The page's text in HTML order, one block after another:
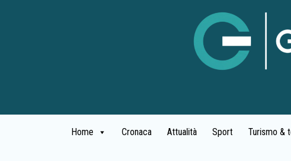
Home Cronaca Attualità Sport Turismo &